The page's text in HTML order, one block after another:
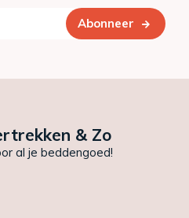
Abonneer
& Zo
al je beddengoed!